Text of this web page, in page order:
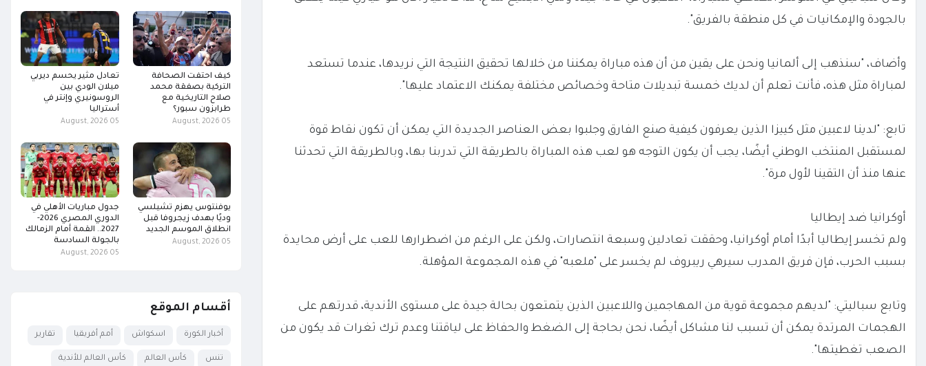
بالجودة والإمكانيات في كل منطقة بالفريق".
وأضاف، "سنذهب إلى ألمانيا ونحن على يقين من أن هذه مباراة يمكننا من خلالها تحقيق النتيجة التي نريدها، عندما تستعد
لمباراة مثل هذه، فأنت تعلم أن لديك خمسة تبديلات متاحة وخصائص مختلفة يمكنك الاعتماد عليها".
تابع: "لدينا لاعبين مثل كييزا الذين يعرفون كيفية صنع الفارق وجلبوا بعض العناصر الجديدة التي يمكن أن تكون نقاط قوة
لمستقبل المنتخب الوطني أيضًا، يجب أن يكون التوجه هو لعب هذه المباراة بالطريقة التي تدربنا بها، وبالطريقة التي تحدثنا
عنها منذ أن التقينا لأول مرة".
أوكرانيا ضد إيطاليا
ولم تخسر إيطاليا أبدًا أمام أوكرانيا، وحققت تعادلين وسبعة انتصارات، ولكن على الرغم من اضطرارها للعب على أرض محايدة
بسبب الحرب، فإن فريق المدرب سيرهي ريبروف لم يخسر على "ملعبه" في هذه المجموعة المؤهلة.
وتابع سباليتي: "لديهم مجموعة قوية من المهاجمين واللاعبين الذين يتمتعون بحالة جيدة على مستوى الأندية، قدرتهم على
الهجمات المرتدة يمكن أن تسبب لنا مشاكل أيضًا، نحن بحاجة إلى الضغط والحفاظ على لياقتنا وعدم ترك ثغرات قد يكون من
الصعب تغطيتها".
كيف احتفت الصحافة
التركية بصفقة محمد
صلاح التاريخية مع
طرابزون سبور؟
05 August, 2026
تعادل مثير يحسم ديربي
ميلان الودي بين
الروسونيري وإنتر في
أستراليا
05 August, 2026
يوفنتوس يهزم تشيلسي
وديًا بهدف زيجروفا قبل
انطلاق الموسم الجديد
05 August, 2026
جدول مباريات الأهلي في
الدوري المصري 2026-
2027.. القمة أمام الزمالك
بالجولة السادسة
05 August, 2026
أقسام الموقع
أخبار الكورة اسكواش أمم أفريقيا تقارير
تنس كأس العالم كأس العالم للأندية